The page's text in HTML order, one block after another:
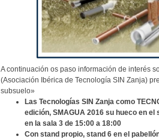
A continuación os paso información de interés
(Asociación Ibérica de Tecnología SIN Zanja)
subsuelo»
Las Tecnologías SIN Zanja como
edición, SMAGUA 2016 su hueco en
en la sala 3 de 15:00 a 18:00
Con stand propio, stand 6 en el